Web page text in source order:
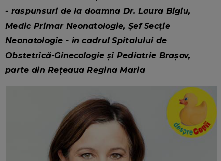
- raspunsuri de la doamna Dr. Laura Bigiu,
Medic Primar Neonatologie, Șef Secție
Neonatologie - în cadrul Spitalului de
Obstetrică-Ginecologie și Pediatrie Brașov,
parte din Rețeaua Regina Maria